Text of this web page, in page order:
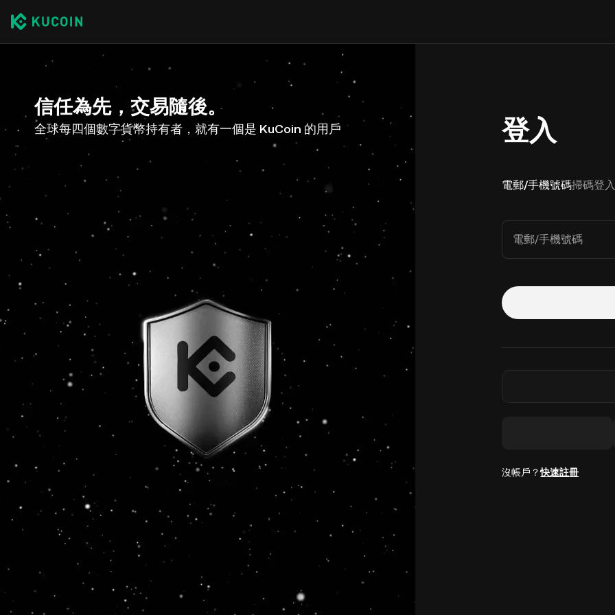
信任為先，交易隨後。
全球每四個數字貨幣持有者，就有一個是 KuCoin 的用戶 登入
電郵/手機號碼掃碼登入
電郵/手機號碼
沒帳戶？快速註冊